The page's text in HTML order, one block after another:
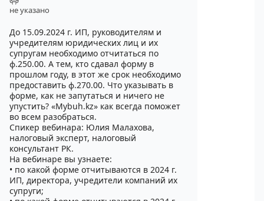
не указано
До 15.09.2024 г. ИП, руководителям и
учредителям юридических лиц и их
супругам необходимо отчитаться по
ф.250.00. А тем, кто сдавал форму в
прошлом году, в этот же срок необходимо
предоставить ф.270.00. Что указывать в
форме, как не запутаться и ничего не
упустить? «Mybuh.kz» как всегда поможет
во всем разобраться.
Спикер вебинара: Юлия Малахова,
налоговый эксперт, налоговый
консультант РК.
На вебинаре вы узнаете:
• по какой форме отчитываются в 2024 г.
ИП, директора, учредители компаний их
супруги;